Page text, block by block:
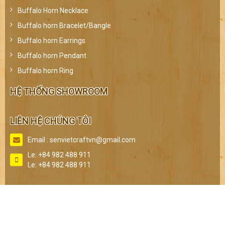
Buffalo Horn Necklace
Buffalo horn Bracelet/Bangle
Buffalo horn Earrings
Buffalo horn Pendant
Buffalo horn Ring
HỆ THỐNG SHOWROOM
LIÊN HỆ CHÚNG TÔI
Email : senvietcraftvn@gmail.com
Le: +84 982 488 911
Le: +84 982 488 911